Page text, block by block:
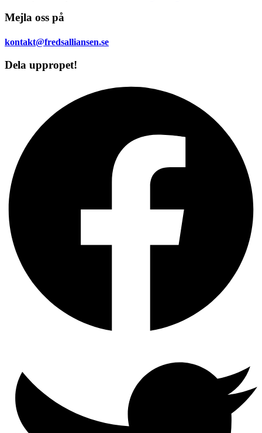
Mejla oss på
kontakt@fredsalliansen.se
Dela uppropet!